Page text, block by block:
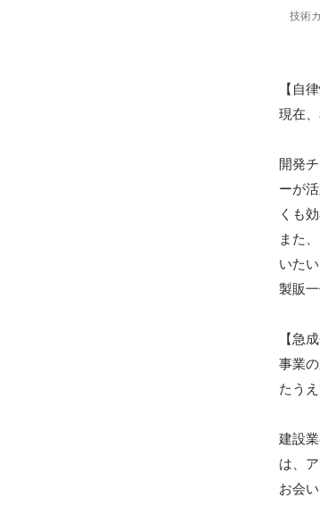
技術
【自
現在
開発
ーが
くも
また
いた
製販
【急
事業
たう
建設
は、
お会